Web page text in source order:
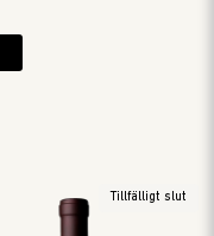
Tillfälligt slut